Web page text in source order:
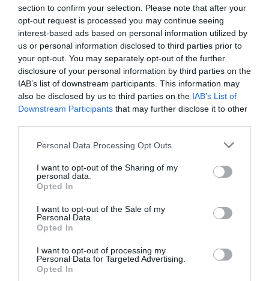
section to confirm your selection. Please note that after your
opt-out request is processed you may continue seeing
interest-based ads based on personal information utilized by
us or personal information disclosed to third parties prior to
your opt-out. You may separately opt-out of the further
disclosure of your personal information by third parties on the
IAB’s list of downstream participants. This information may
also be disclosed by us to third parties on the IAB’s List of
Downstream Participants that may further disclose it to other
Please note that this website/app uses one or more Google
not limited to your visit or usage behaviour. You may click to
grant or deny consent to Google and its third-party tags to
use your data for below specified purposes in below Google
consent section.
Personal Data Processing Opt Outs
I want to opt-out of the Sharing of my
personal data.
Opted In
I want to opt-out of the Sale of my
Personal Data.
Opted In
I want to opt-out of processing my
Personal Data for Targeted Advertising.
Opted In
lesz egyszerű párt találnia. Végül Zoltán kérte el a
művésznő telefonszámát, ám a kapcsolatuk nem indult
„Zolinak már volt családja, ez hatással volt és van a
kapcsolatunkra. Volt egy nagy beszélgetésünk, ami
folytassuk tovább” – árulta el Bernadett, ám azóta
mindent megbeszélnek egymással.
„Kinyílt egymásra a szívünk, csodálatos szimbiózisban
élünk. Úgy tudok kiteljesedni nőként, hogy egy teljes
értékű férfi van mellettem” – mondta a magazinnak